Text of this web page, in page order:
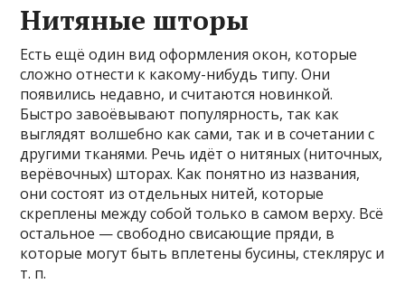
Нитяные шторы
Есть ещё один вид оформления окон, которые
сложно отнести к какому-нибудь типу. Они
появились недавно, и считаются новинкой.
Быстро завоёвывают популярность, так как
выглядят волшебно как сами, так и в сочетании с
другими тканями. Речь идёт о нитяных (ниточных,
верёвочных) шторах. Как понятно из названия,
они состоят из отдельных нитей, которые
скреплены между собой только в самом верху. Всё
остальное — свободно свисающие пряди, в
которые могут быть вплетены бусины, стеклярус и
т. п.